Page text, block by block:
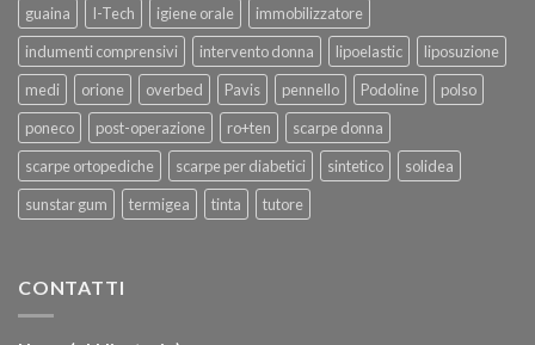
guaina
I-Tech igiene orale
immobilizzatore
indumenti comprensivi
intervento donna lipoelastic
liposuzione
medi
orione overbed Pavis pennello Podoline
polso
poneco
post-operazione ro+ten
scarpe donna
scarpe ortopediche
scarpe per diabetici sintetico
solidea
sunstar gum
termigea tinta tutore
CONTATTI